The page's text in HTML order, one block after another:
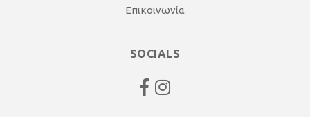
Επικοινωνία
SOCIALS